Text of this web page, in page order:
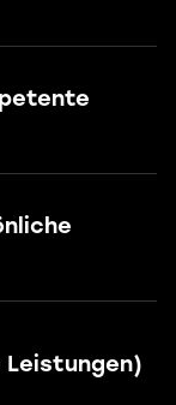
Leistungen)